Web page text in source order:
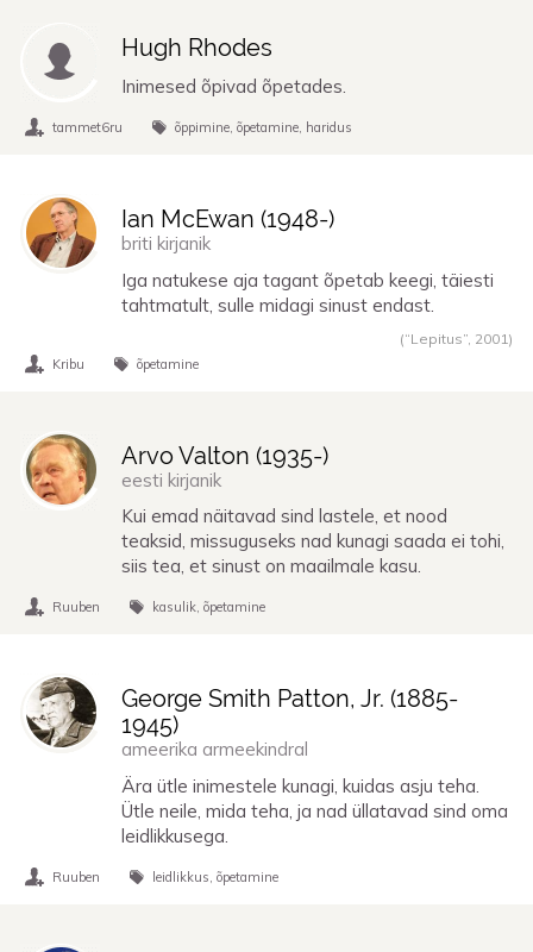
Hugh Rhodes
Inimesed õpivad õpetades.
tammet6ru õppimine õpetamine haridus
Ian McEwan (1948-)
briti kirjanik
Iga natukese aja tagant õpetab keegi, täiesti
tahtmatult, sulle midagi sinust endast.
(“Lepitus”, 2001 )
Kribu õpetamine
Arvo Valton (1935-)
eesti kirjanik
Kui emad näitavad sind lastele, et nood
teaksid, missuguseks nad kunagi saada ei tohi,
siis tea, et sinust on maailmale kasu.
Ruuben kasulik õpetamine
George Smith Patton, Jr. (1885-
1945)
ameerika armeekindral
Ära ütle inimestele kunagi, kuidas asju teha.
Ütle neile, mida teha, ja nad üllatavad sind oma
leidlikkusega.
Ruuben leidlikkus õpetamine